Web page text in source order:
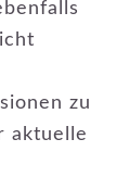
zu
aktuelle